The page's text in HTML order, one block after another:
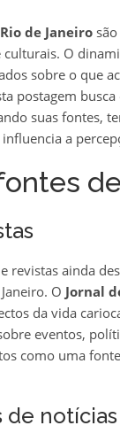
de Janeirosão
culturais. O
sobre o que
postagem
suas fontes,
a
revistas ainda
O Jornal
da vida
eventos,
como uma
de notícias